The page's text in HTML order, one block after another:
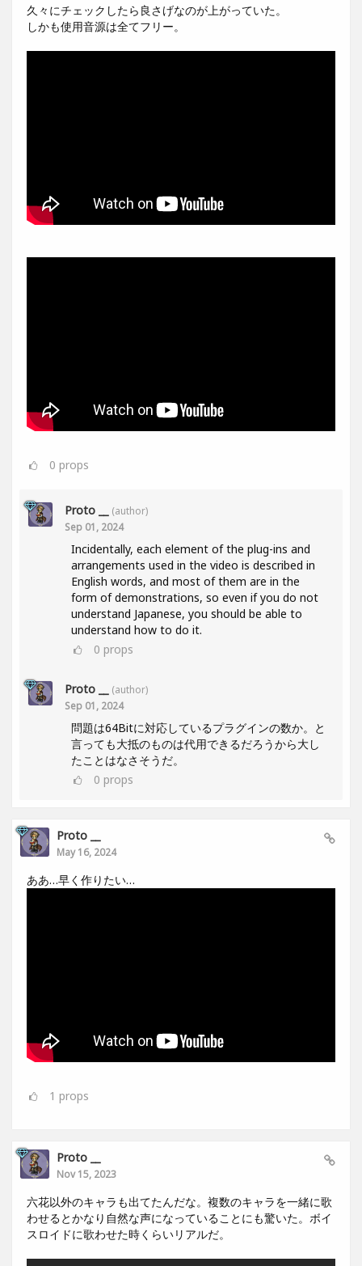
久々にチェックしたら良さげなのが上がっていた。
しかも使用音源は全てフリー。
0 props
Proto __
(author)
Sep 01, 2024
Incidentally, each element of the plug-ins and
arrangements used in the video is described in
English words, and most of them are in the
form of demonstrations, so even if you do not
understand Japanese, you should be able to
understand how to do it.
0 props
Proto __
(author)
Sep 01, 2024
問題は64Bitに対応しているプラグインの数か。と
言っても大抵のものは代用できるだろうから大し
たことはなさそうだ。
0 props
Proto __
May 16, 2024
ああ…早く作りたい…
1 props
Proto __
Nov 15, 2023
六花以外のキャラも出てたんだな。複数のキャラを一緒に歌
わせるとかなり自然な声になっていることにも驚いた。ボイ
スロイドに歌わせた時くらいリアルだ。